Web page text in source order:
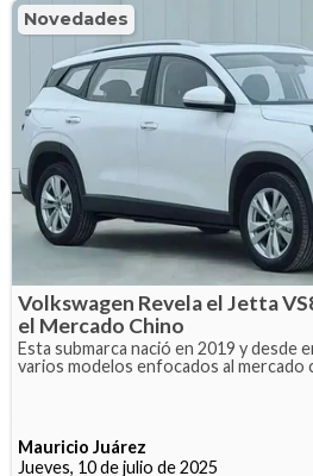
Novedades
Volkswagen Revela el Jetta
el Mercado Chino
Esta submarca nació en 2019 y desde
varios modelos enfocados al mercado
Mauricio Juárez
Jueves, 10 de julio de 2025